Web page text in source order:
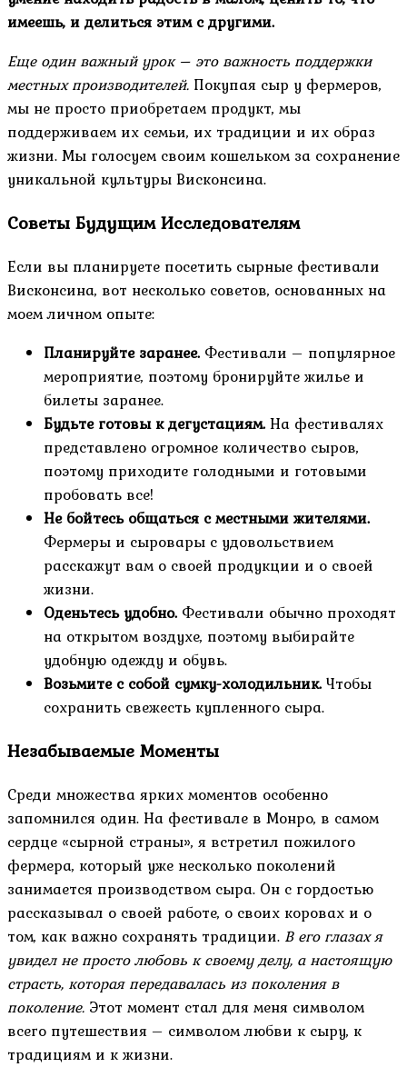
имеешь, и делиться этим с другими.
Еще один важный урок – это важность поддержки
местных производителей. Покупая сыр у фермеров,
мы не просто приобретаем продукт, мы
поддерживаем их семьи, их традиции и их образ
жизни. Мы голосуем своим кошельком за сохранение
уникальной культуры Висконсина.
Советы Будущим Исследователям
Если вы планируете посетить сырные фестивали
Висконсина, вот несколько советов, основанных на
моем личном опыте:
Планируйте заранее. Фестивали – популярное
мероприятие, поэтому бронируйте жилье и
билеты заранее.
Будьте готовы к дегустациям.На фестивалях
представлено огромное количество сыров,
поэтому приходите голодными и готовыми
пробовать все!
Не бойтесь общаться с местными жителями.
Фермеры и сыровары с удовольствием
расскажут вам о своей продукции и о своей
жизни.
Оденьтесь удобно. Фестивали обычно проходят
на открытом воздухе, поэтому выбирайте
удобную одежду и обувь.
Возьмите с собой сумку-холодильник.Чтобы
сохранить свежесть купленного сыра.
Незабываемые Моменты
Среди множества ярких моментов особенно
запомнился один. На фестивале в Монро, в самом
сердце «сырной страны», я встретил пожилого
фермера, который уже несколько поколений
занимается производством сыра. Он с гордостью
рассказывал о своей работе, о своих коровах и о
том, как важно сохранять традиции. В его глазах я
увидел не просто любовь к своему делу, а настоящую
страсть, которая передавалась из поколения в
поколение. Этот момент стал для меня символом
всего путешествия – символом любви к сыру, к
традициям и к жизни.